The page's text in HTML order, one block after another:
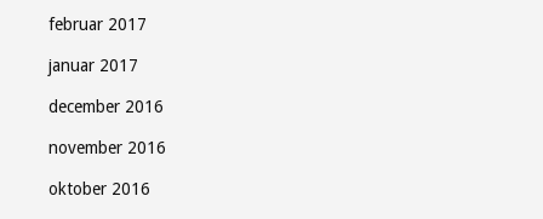
februar 2017
januar 2017
december 2016
november 2016
oktober 2016